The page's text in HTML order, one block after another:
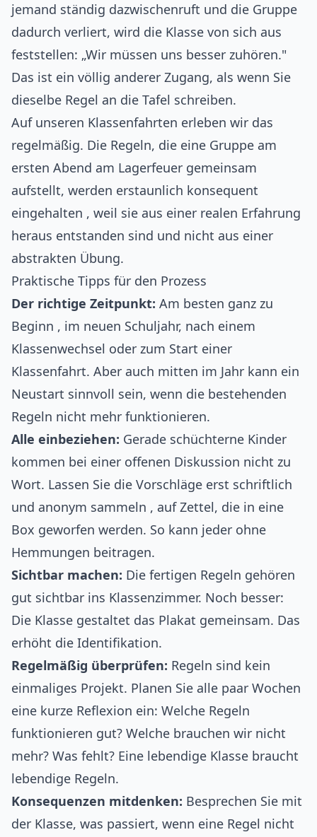
jemand ständig dazwischenruft und die Gruppe
dadurch verliert, wird die Klasse von sich aus
feststellen: „Wir müssen uns besser zuhören."
Das ist ein völlig anderer Zugang, als wenn Sie
dieselbe Regel an die Tafel schreiben.
Auf unseren Klassenfahrten erleben wir das
regelmäßig. Die Regeln, die eine Gruppe am
ersten Abend am Lagerfeuer gemeinsam
aufstellt, werden erstaunlich konsequent
eingehalten , weil sie aus einer realen Erfahrung
heraus entstanden sind und nicht aus einer
abstrakten Übung.
Praktische Tipps für den Prozess
Der richtige Zeitpunkt: Am besten ganz zu
Beginn , im neuen Schuljahr, nach einem
Klassenwechsel oder zum Start einer
Klassenfahrt. Aber auch mitten im Jahr kann ein
Neustart sinnvoll sein, wenn die bestehenden
Regeln nicht mehr funktionieren.
Alle einbeziehen: Gerade schüchterne Kinder
kommen bei einer offenen Diskussion nicht zu
Wort. Lassen Sie die Vorschläge erst schriftlich
und anonym sammeln , auf Zettel, die in eine
Box geworfen werden. So kann jeder ohne
Hemmungen beitragen.
Sichtbar machen: Die fertigen Regeln gehören
gut sichtbar ins Klassenzimmer. Noch besser:
Die Klasse gestaltet das Plakat gemeinsam. Das
erhöht die Identifikation.
Regelmäßig überprüfen: Regeln sind kein
einmaliges Projekt. Planen Sie alle paar Wochen
eine kurze Reflexion ein: Welche Regeln
funktionieren gut? Welche brauchen wir nicht
mehr? Was fehlt? Eine lebendige Klasse braucht
lebendige Regeln.
Konsequenzen mitdenken: Besprechen Sie mit
der Klasse, was passiert, wenn eine Regel nicht